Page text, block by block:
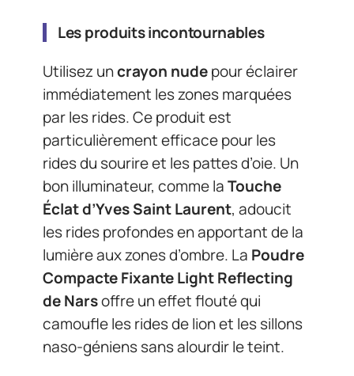
Les produits incontournables
Utilisez uncrayon nudepour éclairer
immédiatement les zones marquées
par les rides. Ce produit est
particulièrement efficace pour les
rides du sourire et les pattes d’oie. Un
bon illuminateur, comme laTouche
Éclat d’Yves Saint Laurent, adoucit
les rides profondes en apportant de la
lumière aux zones d’ombre. La Poudre
Compacte Fixante Light Reflecting
de Narsoffre un effet flouté qui
camoufle les rides de lion et les sillons
naso-géniens sans alourdir le teint.